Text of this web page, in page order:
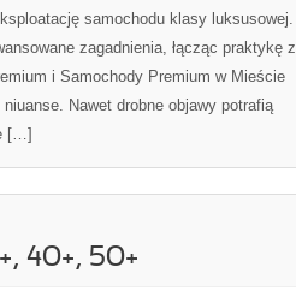
samochodu klasy luksusowej.
zagadnienia, łącząc praktykę z
i Samochody Premium w Mieście
Nawet drobne objawy potrafią
[…]
40+, 50+